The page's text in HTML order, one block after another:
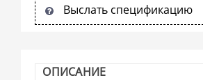
Выслать спецификацию
ОПИСАНИЕ